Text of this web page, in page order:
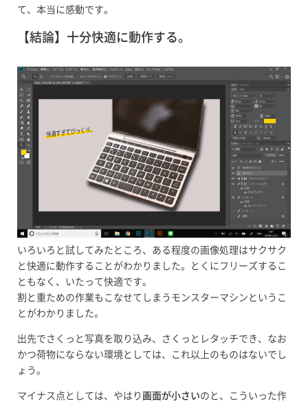
て、本当に感動です。
【結論】十分快適に動作する。
いろいろと試してみたところ、ある程度の画像処理はサクサク
と快適に動作することがわかりました。とくにフリーズするこ
ともなく、いたって快適です。
割と重ための作業もこなせてしまうモンスターマシンというこ
とがわかりました。
出先でさくっと写真を取り込み、さくっとレタッチでき、なお
かつ荷物にならない環境としては、これ以上のものはないでし
ょう。
マイナス点としては、やはり 画面が小さいのと、こういった作